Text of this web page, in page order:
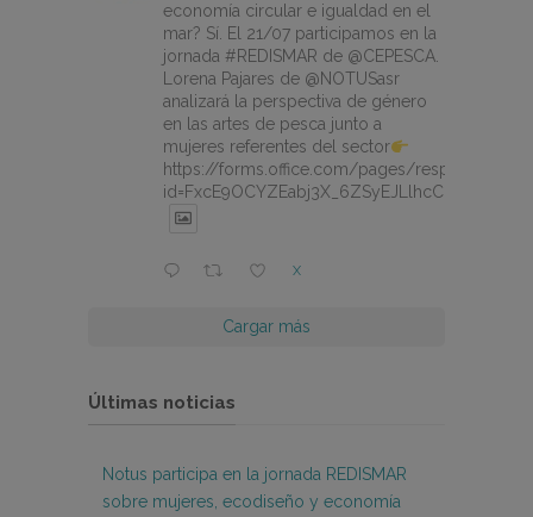
economía circular e igualdad en el
mar? Sí. El 21/07 participamos en la
jornada #REDISMAR de @CEPESCA.
Lorena Pajares de @NOTUSasr
analizará la perspectiva de género
en las artes de pesca junto a
mujeres referentes del sector
https://forms.office.com/pages/
X
Cargar más
Últimas noticias
Notus participa en la jornada REDISMAR
sobre mujeres, ecodiseño y economía